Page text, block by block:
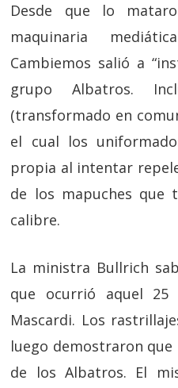
Desde que lo
maquinaria
Cambiemos salió a
grupo Albatros.
(transformado en
el cual los
propia al intentar
de los mapuches que
calibre.
La ministra Bullrich
que ocurrió aquel 25
Mascardi. Los
luego demostraron que
de los Albatros. El